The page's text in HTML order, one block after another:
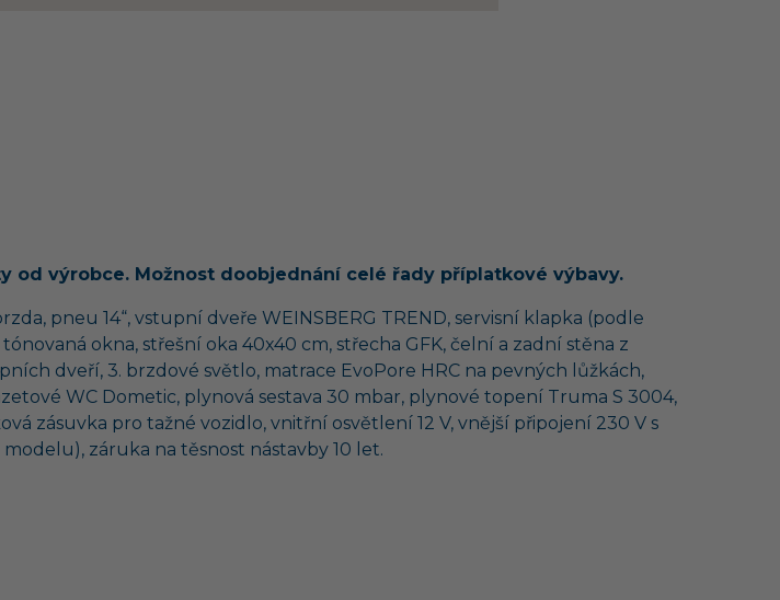
od výrobce. Možnost doobjednání celé řady příplatkové výbavy.
pneu 14“, vstupní dveře WEINSBERG TREND, servisní klapka (podle
okna, střešní oka 40x40 cm, střecha GFK, čelní a zadní stěna z
dveří, 3. brzdové světlo, matrace EvoPore HRC na pevných lůžkách,
WC Dometic, plynová sestava 30 mbar, plynové topení Truma S 3004,
zásuvka pro tažné vozidlo, vnitřní osvětlení 12 V, vnější připojení 230 V s
záruka na těsnost nástavby 10 let.